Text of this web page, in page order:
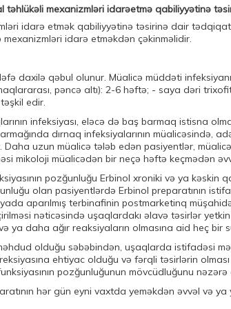
mexanizmləri idarəetmə qabiliyyətinə
idarə etmək qabiliyyətinə təsirinə dair tədqiqat
idarə etməkdən çəkinməlidir.
daxilə qəbul olunur. Müalicə müddəti
pəncə altı): 2-6 həftə; - saya dəri
edir.
infeksiyası, eləcə də baş barmaq istisna
dırnaq infeksiyalarının müalicəsində,
uzun müalicə tələb edən pasiyentlər,
mikoloji müalicədən bir neçə həftə keçmədən
pozğunluğu Erbinol xroniki və ya
olan pasiyentlərdə Erbinol preparatının
aparılmış terbinafinin postmarketinq
nəticəsində uşaqlardakı əlavə təsirlər
ya daha ağır reaksiyaların olmasına aid heç bir
olduğu səbəbindən, uşaqlarda istifadəsi
ehtiyac olduğu və fərqli təsirlərin
pozğunluğunun mövcüdluğunu
hər gün eyni vaxtda yeməkdən əvvəl və